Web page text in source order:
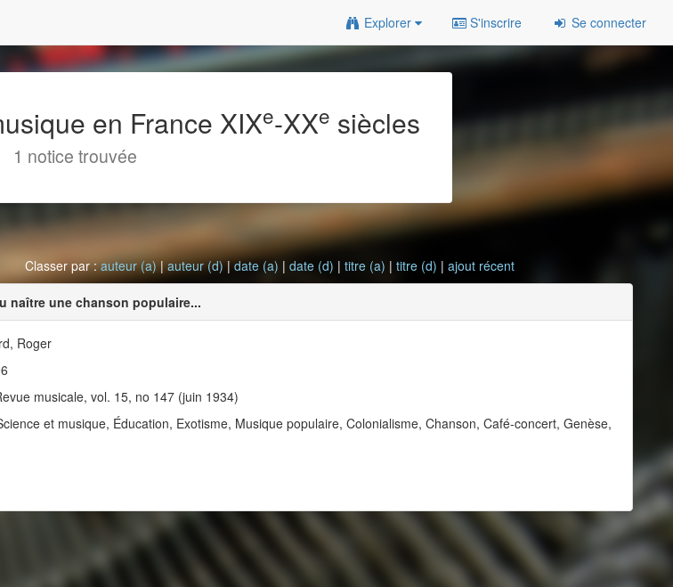
Explorer S'inscrire Se connecter
en France XIXe-XXe siècles
1 notice trouvée
Classer par :auteur (a)|auteur (d)|date (a) |date (d) |titre (a) |titre (d) |ajout récent
naître une chanson populaire...
Roger
musicale, vol. 15, no 147 (juin 1934)
et musique, Éducation, Exotisme, Musique populaire, Colonialisme, Chanson, Café-concert, Genèse,